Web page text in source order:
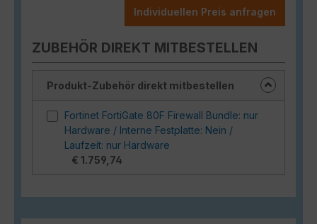
Individuellen Preis anfragen
ZUBEHÖR DIREKT MITBESTELLEN
Produkt-Zubehör direkt mitbestellen
Fortinet FortiGate 80F Firewall Bundle: nur
Hardware / Interne Festplatte: Nein /
Laufzeit: nur Hardware
€ 1.759,74